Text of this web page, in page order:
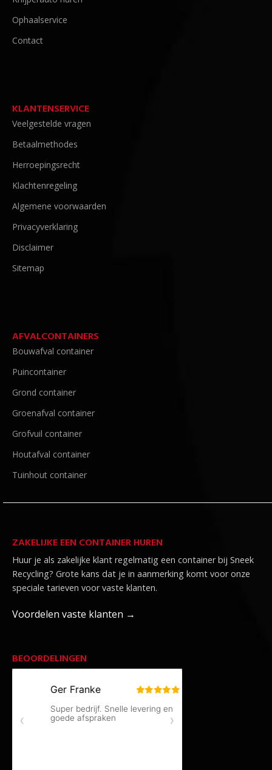
Ophaalservice
Contact
KLANTENSERVICE
Veelgestelde vragen
Betaalmethodes
Herroepingsrecht
Klachtenregeling
Algemene voorwaarden
Privacyverklaring
Disclaimer
Sitemap
AFVALCONTAINERS
Bouwafval container
Puincontainer
Grond container
Groenafval container
Grofvuil container
Houtafval container
Tuinhout container
ZAKELIJKE EEN CONTAINER HUREN
Huur je als zakelijke klant regelmatig een container bij Sneek
Recycling? Grote kans dat je in aanmerking komt voor onze
speciale tarieven voor vaste klanten.
Voordelen vaste klanten →
BEOORDELINGEN